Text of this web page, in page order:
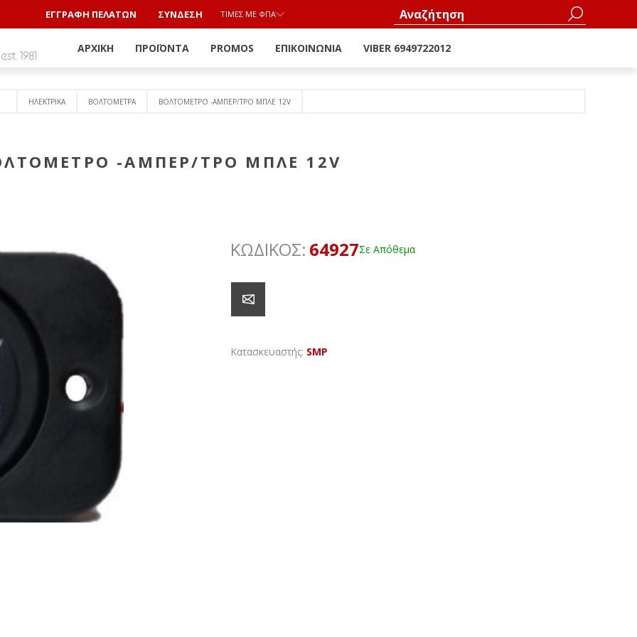
ΕΓΓΡΑΦΗ ΠΕΛΑΤΩΝ ΣΎΝΔΕΣΗ ΤΙΜΈΣ ΜΕ ΦΠΑ
ΑΡΧΙΚΉ ΠΡΟΪΌΝΤΑ PROMOS ΕΠΙΚΟΙΝΩΝΊΑ VIBER 6949722012
ΗΛΕΚΤΡΙΚΑ ΒΟΛΤΟΜΕΤΡΑ ΒΟΛΤΟΜΕΤΡΟ -ΑΜΠΕΡ/ΤΡΟ ΜΠΛΕ 12V
-ΑΜΠΕΡ/ΤΡΟ ΜΠΛΕ 12V
ΚΩΔΙΚΟΣ: 64927Σε Απόθεμα
Κατασκευαστής: SMP